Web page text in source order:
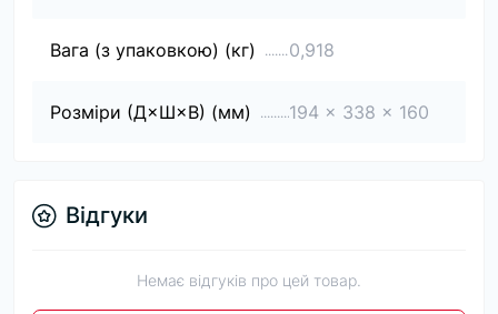
Вага (з упаковкою) (кг) 0,918
Розміри (Д×Ш×В) (мм) 194 x 338 x 160
Відгуки
Немає відгуків про цей товар.